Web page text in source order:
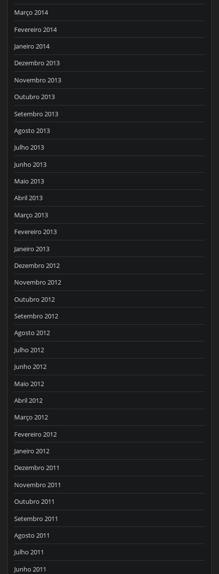
Março 2014
Fevereiro 2014
Janeiro 2014
Dezembro 2013
Novembro 2013
Outubro 2013
Setembro 2013
Agosto 2013
Julho 2013
Junho 2013
Maio 2013
Abril 2013
Março 2013
Fevereiro 2013
Janeiro 2013
Dezembro 2012
Novembro 2012
Outubro 2012
Setembro 2012
Agosto 2012
Julho 2012
Junho 2012
Maio 2012
Abril 2012
Março 2012
Fevereiro 2012
Janeiro 2012
Dezembro 2011
Novembro 2011
Outubro 2011
Setembro 2011
Agosto 2011
Julho 2011
Junho 2011